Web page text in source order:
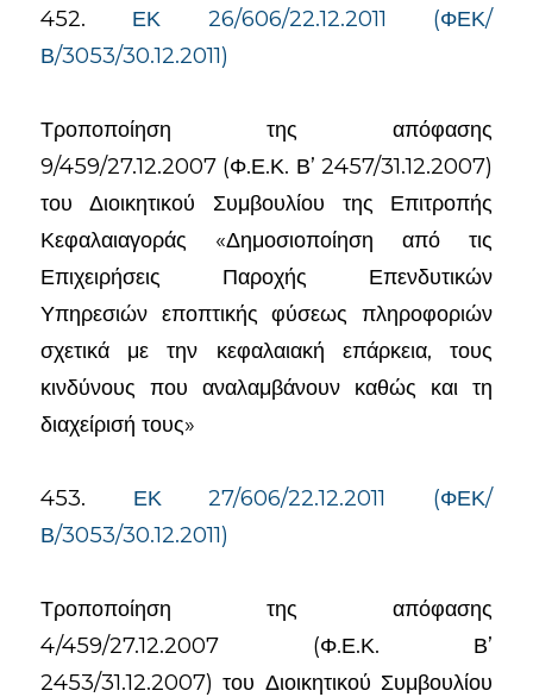
452. ΕΚ 26/606/22.12.2011 (ΦΕΚ/
Β/3053/30.12.2011)
Τροποποίηση της απόφασης
9/459/27.12.2007 (Φ.Ε.Κ. Β’ 2457/31.12.2007)
του Διοικητικού Συμβουλίου της Επιτροπής
Κεφαλαιαγοράς «Δημοσιοποίηση από τις
Επιχειρήσεις Παροχής Επενδυτικών
Υπηρεσιών εποπτικής φύσεως πληροφοριών
σχετικά με την κεφαλαιακή επάρκεια, τους
κινδύνους που αναλαμβάνουν καθώς και τη
διαχείρισή τους»
453. ΕΚ 27/606/22.12.2011 (ΦΕΚ/
Β/3053/30.12.2011)
Τροποποίηση της απόφασης
4/459/27.12.2007 (Φ.Ε.Κ. Β’
2453/31.12.2007) του Διοικητικού Συμβουλίου